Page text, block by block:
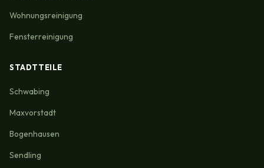
Wohnungsreinigung
Fensterreinigung
STADTTEILE
Schwabing
Maxvorstadt
Bogenhausen
Sendling